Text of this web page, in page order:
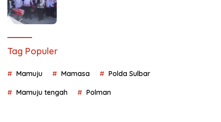
Tag Populer
Mamuju Mamasa Polda Sulbar
Mamuju tengah Polman